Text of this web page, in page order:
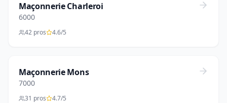
Maçonnerie Charleroi
6000
42 pros 4.6/5
Maçonnerie Mons
7000
31 pros 4.7/5